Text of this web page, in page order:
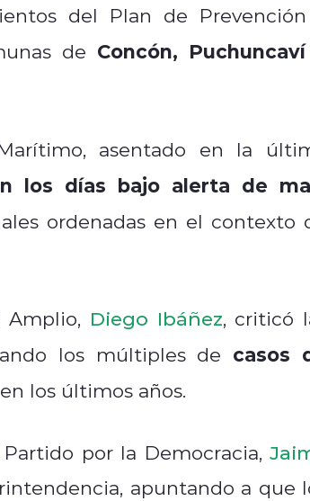
del Plan de
de Concón,
asentado en la
los días bajo alerta de
ordenadas en el contexto
Diego Ibáñez, criticó
los múltiples de casos
los últimos años.
por la Democracia,
apuntando a que